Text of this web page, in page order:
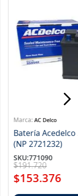
AC Delco
Batería Acedelco
(NP 2721232)
SKU:771090
$191.720
$153.376